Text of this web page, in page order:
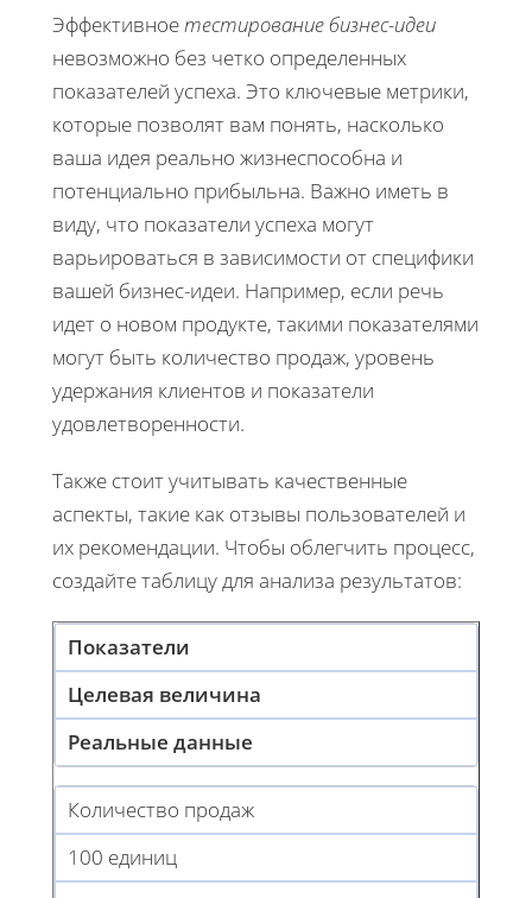
Эффективноетестирование бизнес-идеи
невозможно без четко определенных
показателей успеха. Это ключевые метрики,
которые позволят вам понять, насколько
ваша идея реально жизнеспособна и
потенциально прибыльна. Важно иметь в
виду, что показатели успеха могут
варьироваться в зависимости от специфики
вашей бизнес-идеи. Например, если речь
идет о новом продукте, такими показателями
могут быть количество продаж, уровень
удержания клиентов и показатели
удовлетворенности.
Также стоит учитывать качественные
аспекты, такие как отзывы пользователей и
их рекомендации. Чтобы облегчить процесс,
создайте таблицу для анализа результатов:
Показатели
Целевая величина
Реальные данные
Количество продаж
100 единиц